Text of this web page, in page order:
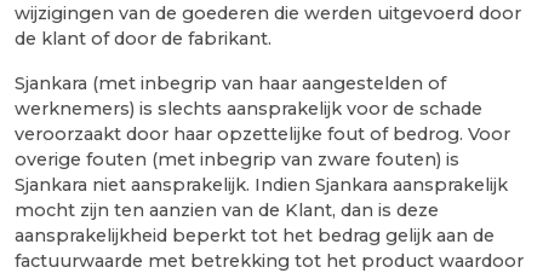
wijzigingen van de goederen die werden uitgevoerd door
de klant of door de fabrikant.
Sjankara (met inbegrip van haar aangestelden of
werknemers) is slechts aansprakelijk voor de schade
veroorzaakt door haar opzettelijke fout of bedrog. Voor
overige fouten (met inbegrip van zware fouten) is
Sjankara niet aansprakelijk. Indien Sjankara aansprakelijk
mocht zijn ten aanzien van de Klant, dan is deze
aansprakelijkheid beperkt tot het bedrag gelijk aan de
factuurwaarde met betrekking tot het product waardoor